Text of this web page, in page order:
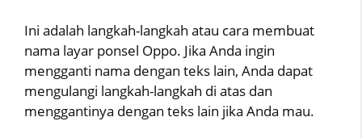
Ini adalah langkah-langkah atau cara membuat
nama layar ponsel Oppo. Jika Anda ingin
mengganti nama dengan teks lain, Anda dapat
mengulangi langkah-langkah di atas dan
menggantinya dengan teks lain jika Anda mau.